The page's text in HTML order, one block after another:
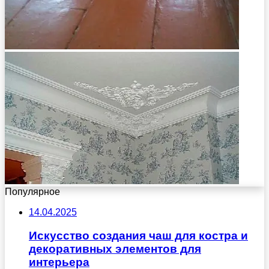
Популярное
14.04.2025
Искусство создания чаш для костра и
декоративных элементов для
интерьера